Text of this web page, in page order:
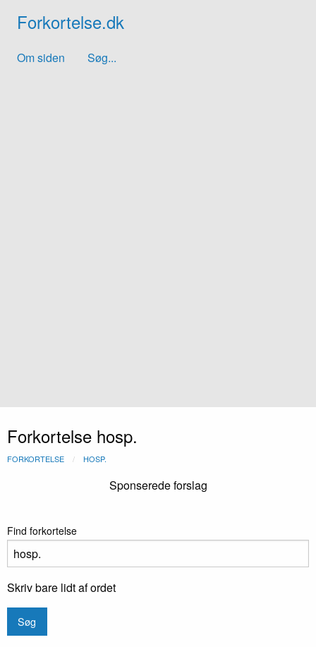
Forkortelse.dk
Om siden Søg...
Forkortelse hosp.
FORKORTELSE HOSP.
Sponserede forslag
Find forkortelse
Skriv bare lidt af ordet